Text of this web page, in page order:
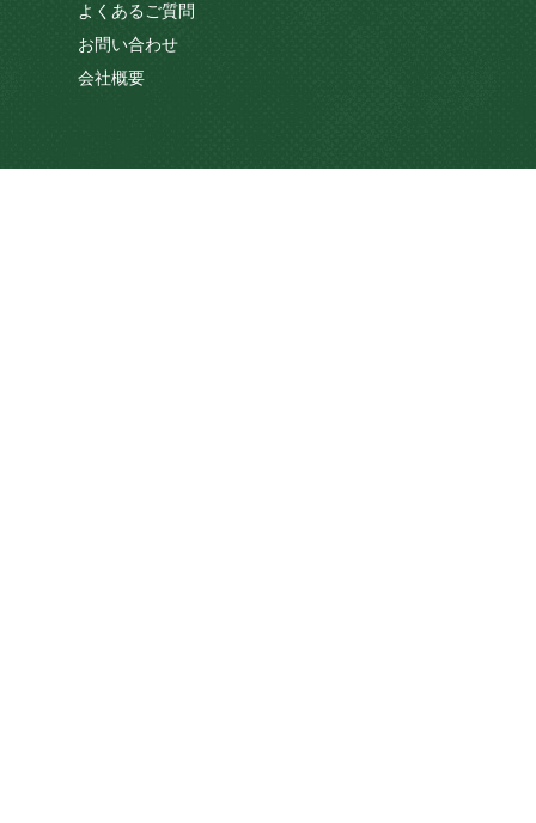
よくあるご質問
お問い合わせ
会社概要